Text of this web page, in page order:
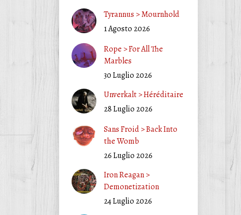
Tyrannus > Mournhold
1 Agosto 2026
Rope > For All The
Marbles
30 Luglio 2026
Unverkalt > Héréditaire
28 Luglio 2026
Sans Froid > Back Into
the Womb
26 Luglio 2026
Iron Reagan >
Demonetization
24 Luglio 2026